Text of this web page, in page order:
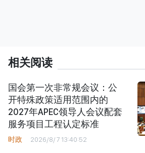
相关阅读
国会第一次非常规会议：公
开特殊政策适用范围内的
2027年APEC领导人会议配套
服务项目工程认定标准
时政 2026/8/7 13:40:52